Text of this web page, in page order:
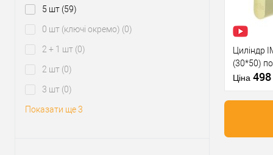
5 шт (59)
0 шт (ключі окремо) (0)
2 + 1 шт (0)
2 шт (0)
3 шт (0)
Показати ще 3
Виробник
Рівень
Модель
серцевини
Тип товару
Циліндр
(30*50)
Ціна 498